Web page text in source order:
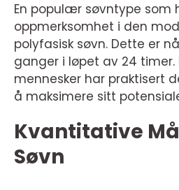
En populær søvntype som
oppmerksomhet i den
polyfasisk søvn. Dette er
ganger i løpet av 24 timer.
mennesker har praktisert
å maksimere sitt
Kvantitative
Søvn